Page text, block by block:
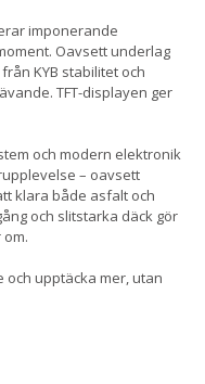
imponerande
Oavsett underlag
KYB stabilitet och
TFT-displayen ger
och modern elektronik
– oavsett
klara både asfalt och
och slitstarka däck gör
och upptäcka mer, utan